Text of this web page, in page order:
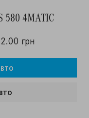
580 4MATIC
грн